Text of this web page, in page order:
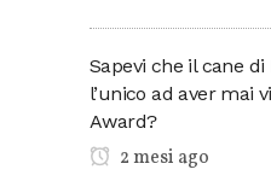
Sapevi che il cane di
l’unico ad aver mai
Award?
2 mesi ago